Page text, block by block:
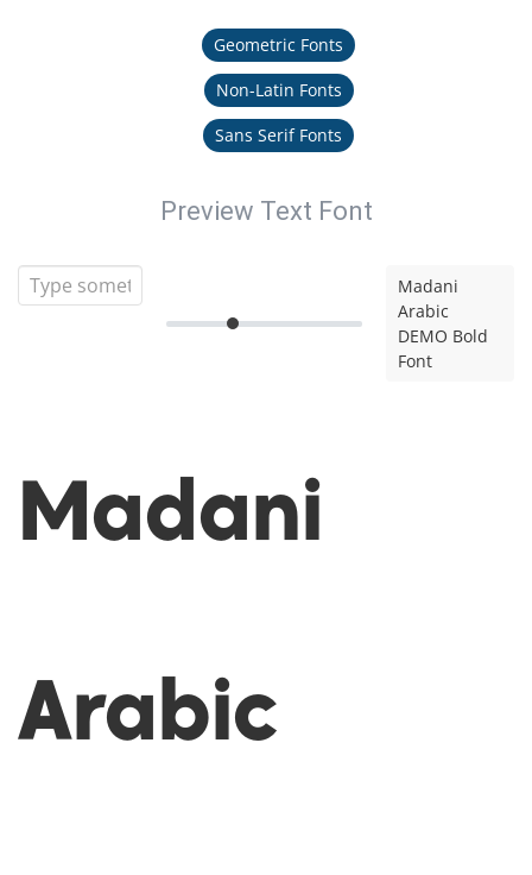
Geometric Fonts
Non-Latin Fonts
Sans Serif Fonts
Preview Text Font
Madani
Arabic
DEMO Bold
Font
Madani
Arabic